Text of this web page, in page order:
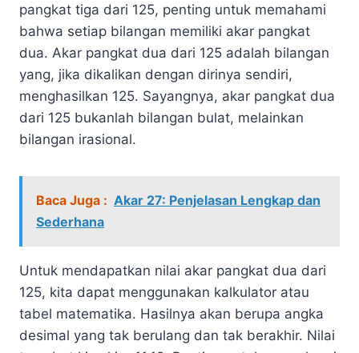
pangkat tiga dari 125, penting untuk memahami
bahwa setiap bilangan memiliki akar pangkat
dua. Akar pangkat dua dari 125 adalah bilangan
yang, jika dikalikan dengan dirinya sendiri,
menghasilkan 125. Sayangnya, akar pangkat dua
dari 125 bukanlah bilangan bulat, melainkan
bilangan irasional.
Baca Juga : Akar 27: Penjelasan Lengkap dan
Sederhana
Untuk mendapatkan nilai akar pangkat dua dari
125, kita dapat menggunakan kalkulator atau
tabel matematika. Hasilnya akan berupa angka
desimal yang tak berulang dan tak berakhir. Nilai